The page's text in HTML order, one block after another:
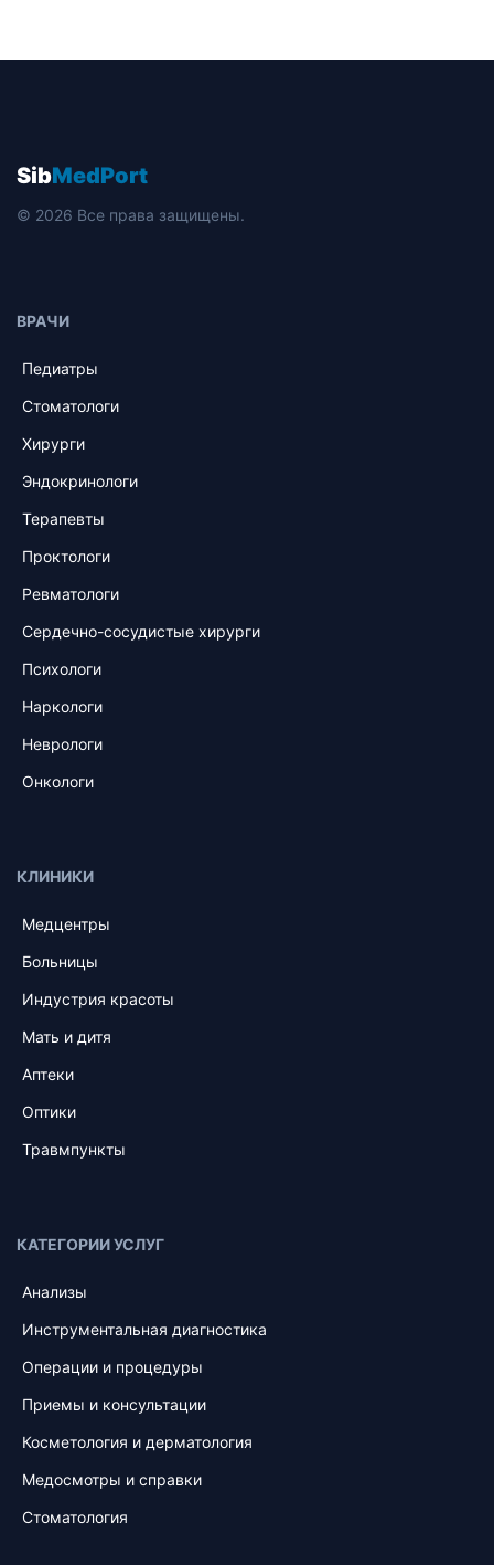
SibMedPort
© 2026 Все права защищены.
ВРАЧИ
Педиатры
Стоматологи
Хирурги
Эндокринологи
Терапевты
Проктологи
Ревматологи
Сердечно-сосудистые хирурги
Психологи
Наркологи
Неврологи
Онкологи
КЛИНИКИ
Медцентры
Больницы
Индустрия красоты
Мать и дитя
Аптеки
Оптики
Травмпункты
КАТЕГОРИИ УСЛУГ
Анализы
Инструментальная диагностика
Операции и процедуры
Приемы и консультации
Косметология и дерматология
Медосмотры и справки
Стоматология